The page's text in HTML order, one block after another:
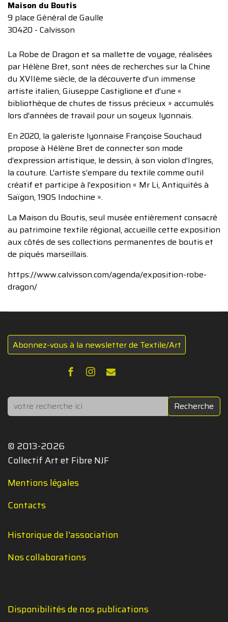
Maison du Boutis
9 place Général de Gaulle
30420 - Calvisson
La Robe de Dragon et sa mallette de voyage, réalisées
par Hélène Bret, sont nées de recherches sur la Chine
du XVIIème siècle, de la découverte d’un immense
artiste italien, Giuseppe Castiglione et d’une «
bibliothèque de chutes de tissus précieux » accumulés
lors d'années de travail pour un soyeux lyonnais.
En 2020, la galeriste lyonnaise Françoise Souchaud
propose à Hélène Bret de connecter son mode
d’expression artistique, le dessin, à son violon d’Ingres,
la couture. L’artiste s’empare du textile comme outil
créatif et participe à l’exposition « Mr Li, Antiquités à
Saïgon, 1905 Indochine ».
La Maison du Boutis, seul musée entièrement consacré
au patrimoine textile régional, accueille cette exposition
aux côtés de ses collections permanentes de boutis et
de piqués marseillais.
https://www.calvisson.com/agenda/exposition-robe-
dragon/
Abonnez-vous à la newsletter de Textile/Art
Rechercher Recherche
© 2013-2026
Collectif Art et Fibre NJF
Mentions légales
Contacts
Historique de l'association
Nos collaborations
Disponibilités de nos publications